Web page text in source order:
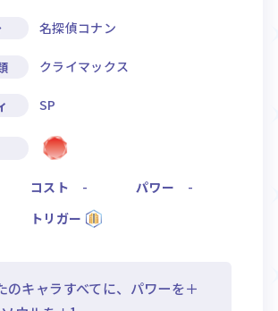
名探偵コナン
クライマックス
SP
コスト - パワー
-
トリガー
のキャラすべてに、パワーを＋